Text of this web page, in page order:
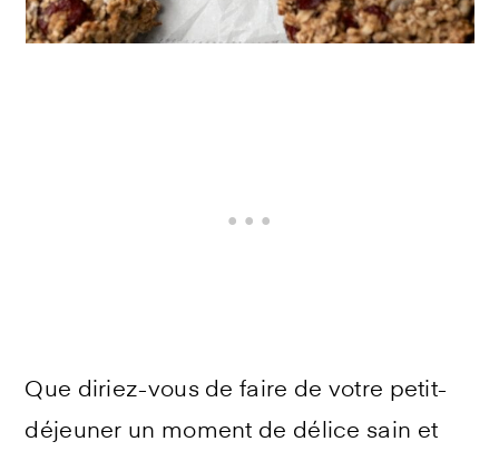
Que diriez-vous de faire de votre petit-
déjeuner un moment de délice sain et